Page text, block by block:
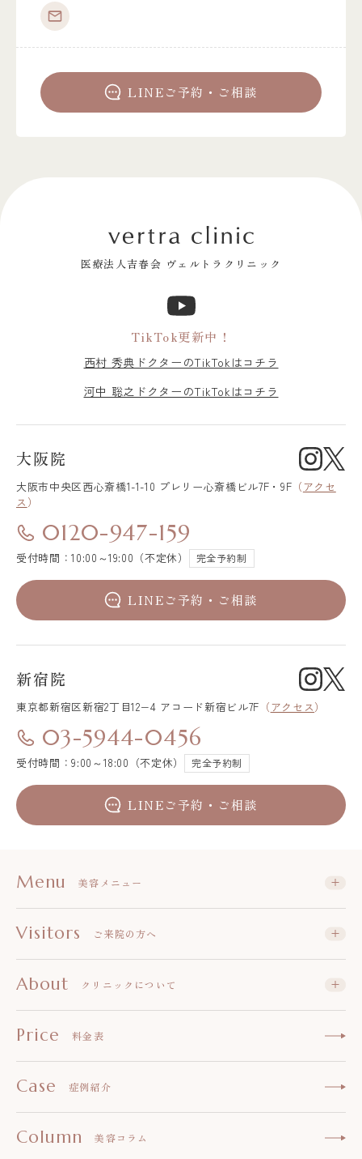
LINEご予約・ご相談
医療法人吉春会 ヴェルトラクリニック
TikTok更新中！
西村 秀典ドクターのTikTokはコチラ
河中 聡之ドクターのTikTokはコチラ
大阪院
大阪市中央区西心斎橋1-1-10 プレリー心斎橋ビル7F・9F （アクセ
ス ）
0120-947-159
受付時間：10:00～19:00（不定休） 完全予約制
LINEご予約・ご相談
新宿院
東京都新宿区新宿2丁目12−4 アコード新宿ビル7F （アクセス）
03-5944-0456
受付時間：9:00～18:00（不定休） 完全予約制
LINEご予約・ご相談
Menu 美容メニュー
Visitors ご来院の方へ
About クリニックについて
Price 料金表
Case 症例紹介
Column 美容コラム